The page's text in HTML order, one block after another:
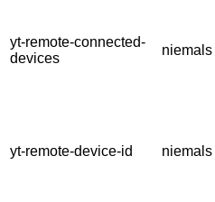
yt-remote-connected-
devices
niemals
yt-remote-device-id niemals